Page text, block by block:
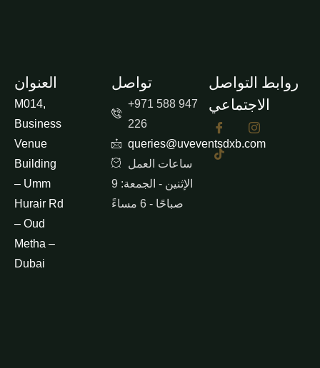
العنوان
M014,
Business
Venue
Building
– Umm
Hurair Rd
– Oud
Metha –
Dubai
تواصل
+971 588 947
226
queries@uveventsdxb.com
ساعات العمل
الإثنين - الجمعة: 9
صباحًا - 6 مساءً
روابط التواصل
الاجتماعي